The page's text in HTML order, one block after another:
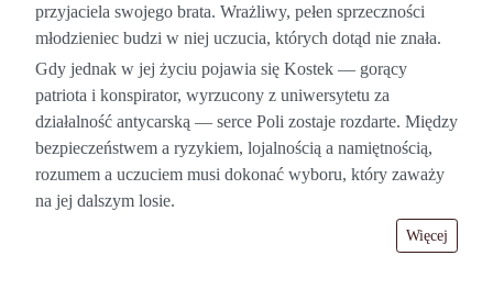
przyjaciela swojego brata. Wrażliwy, pełen sprzeczności
młodzieniec budzi w niej uczucia, których dotąd nie znała.
Gdy jednak w jej życiu pojawia się Kostek — gorący
patriota i konspirator, wyrzucony z uniwersytetu za
działalność antycarską — serce Poli zostaje rozdarte. Między
bezpieczeństwem a ryzykiem, lojalnością a namiętnością,
rozumem a uczuciem musi dokonać wyboru, który zaważy
na jej dalszym losie.
Więcej